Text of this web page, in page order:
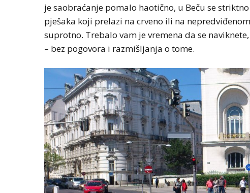
je saobraćanje pomalo haotično, u Beču se
pješaka koji prelazi na crveno ili na
suprotno. Trebalo vam je vremena da se
– bez pogovora i razmišljanja o tome.